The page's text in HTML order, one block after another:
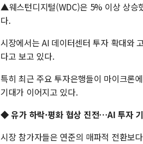
▲웨스턴디지털(WDC)은 5% 이상 상
다.
시장에서는 AI 데이터센터 투자 확대와
다고 보고 있다.
특히 최근 주요 투자은행들이 마이크론
기대가 이어지고 있다.
◆유가 하락·평화 협상 진전…AI 투자
시장 참가자들은 연준의 매파적 전환보